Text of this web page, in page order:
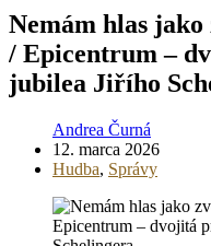
Nemám hlas jako
/ Epicentrum –
jubilea Jiřího
Andrea Čurná
12. marca 2026
Hudba, Správy